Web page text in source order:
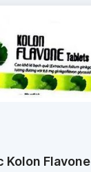
Kolon Flavone